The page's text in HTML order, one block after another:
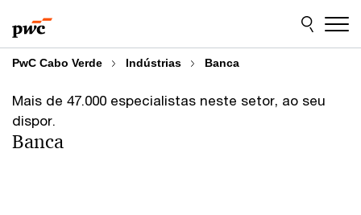
to
content
to
footer
PwC Cabo Verde Indústrias Banca
Mais de 47.000 especialistas neste setor, ao seu
dispor.
Banca